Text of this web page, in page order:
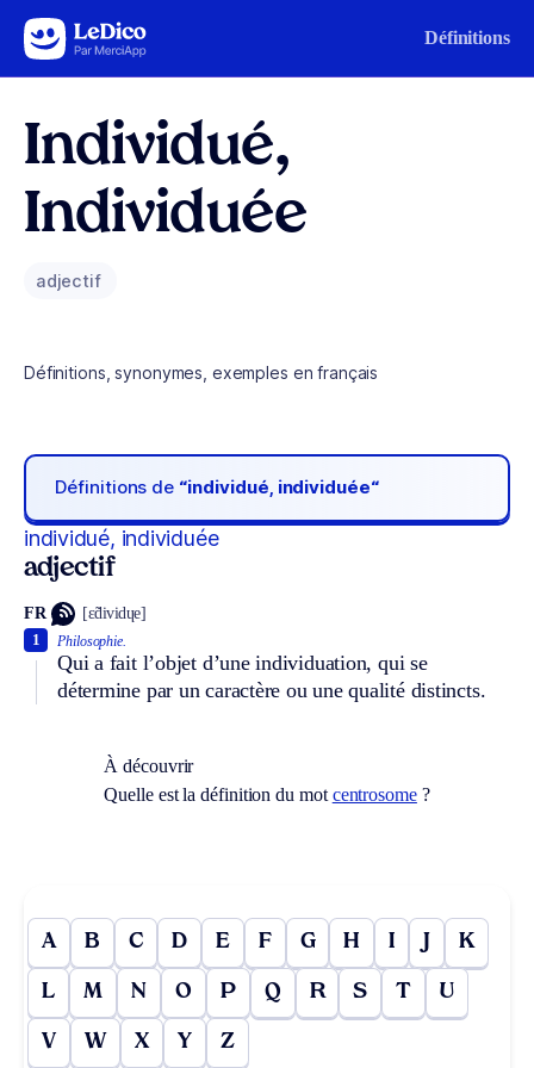
Aller au contenu Définitions
Individué,
Individuée
adjectif
Définitions, synonymes, exemples en français
Définitions de “individué, individuée“
individué, individuée
adjectif
FR [ɛ̃dividɥe]
Philosophie.
Qui a fait l’objet d’une individuation, qui se
détermine par un caractère ou une qualité distincts.
1
À découvrir
Quelle est la définition du mot centrosome?
A B C D E F G H I J K
L M N O P Q R S T U
V W X Y Z